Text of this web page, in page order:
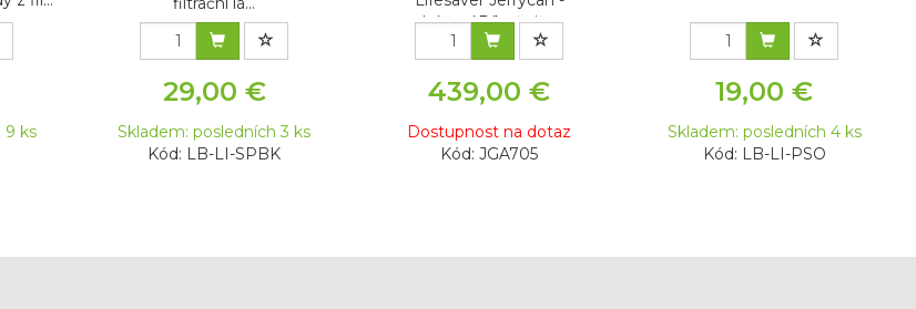
9 ks
29,00 €
Skladem: posledních 3 ks
Kód: LB-LI-SPBK
béžovýDíky špič...
439,00 €
Dostupnost na dotaz
Kód: JGA705
19,00 €
Skladem: posledních 4 ks
Kód: LB-LI-PSO